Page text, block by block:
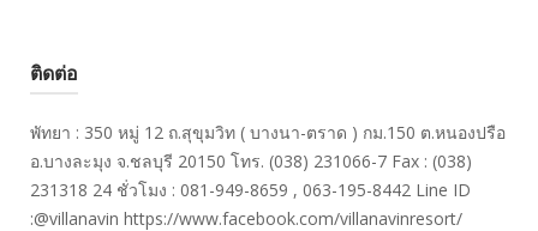
ติดต่อ
พัทยา : 350 หมู่ 12 ถ.สุขุมวิท ( บางนา-ตราด ) กม.150 ต.หนองปรือ
อ.บางละมุง จ.ชลบุรี 20150 โทร. (038) 231066-7 Fax : (038)
231318 24 ชั่วโมง : 081-949-8659 , 063-195-8442 Line ID
:@villanavin https://www.facebook.com/villanavinresort/